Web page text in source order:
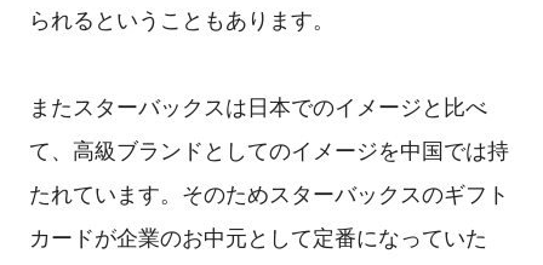
られるということもあります。
またスターバックスは日本でのイメージと比べ
て、高級ブランドとしてのイメージを中国では持
たれています。そのためスターバックスのギフト
カードが企業のお中元として定番になっていた